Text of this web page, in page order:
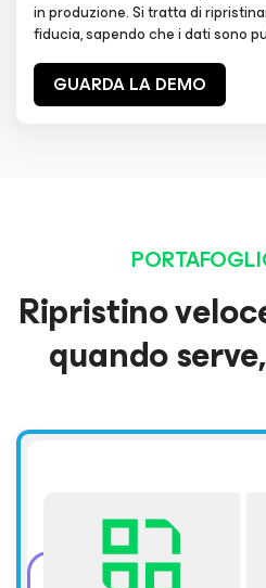
in produzione. Si tratta di
fiducia, sapendo che i dati sono
GUARDA LA DEMO
Ripristino
quando